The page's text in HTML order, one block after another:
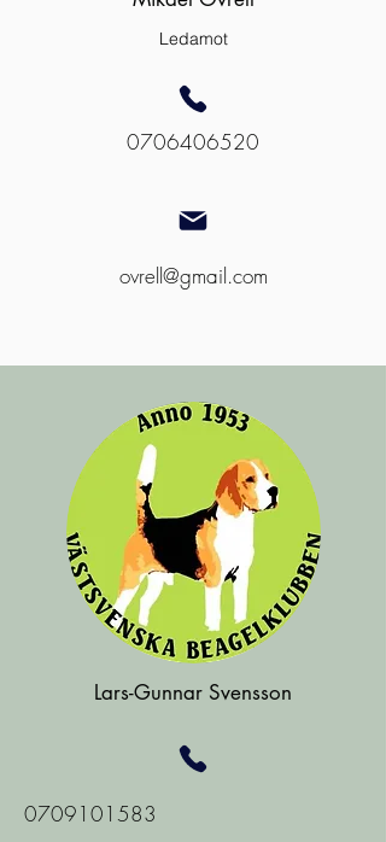
Ledamot
0706406520
ovrell@gmail.com
Lars-Gunnar Svensson
0709101583